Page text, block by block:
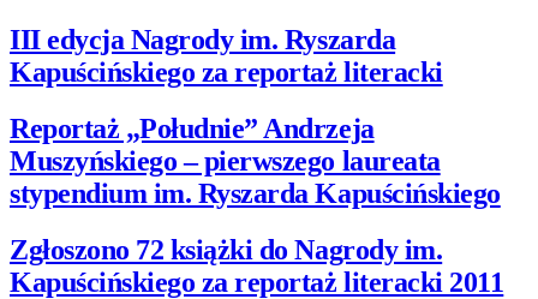
III edycja Nagrody im. Ryszarda
Kapuścińskiego za reportaż literacki
Reportaż „Południe” Andrzeja
Muszyńskiego – pierwszego laureata
stypendium im. Ryszarda Kapuścińskiego
Zgłoszono 72 książki do Nagrody im.
Kapuścińskiego za reportaż literacki 2011